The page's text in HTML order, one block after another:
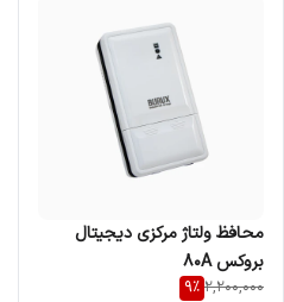
محافظ ولتاژ مرکزی دیجیتال
بروکس 80A
2,200,000
9%